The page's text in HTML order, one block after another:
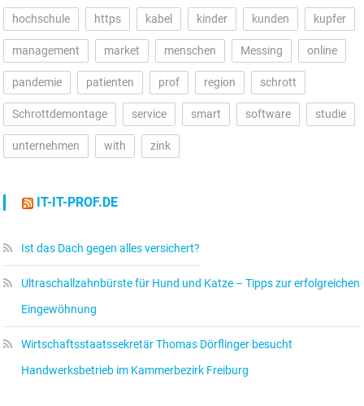
hochschule https kabel kinder kunden kupfer
management market menschen Messing online
pandemie patienten prof region schrott
Schrottdemontage service smart software studie
unternehmen with zink
IT-IT-PROF.DE
Ist das Dach gegen alles versichert?
Ultraschallzahnbürste für Hund und Katze – Tipps zur erfolgreichen
Eingewöhnung
Wirtschaftsstaatssekretär Thomas Dörflinger besucht
Handwerksbetrieb im Kammerbezirk Freiburg